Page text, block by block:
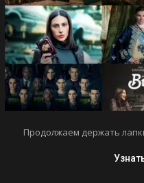
Продолжаем держать